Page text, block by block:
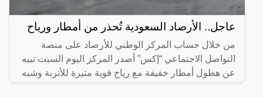
عاجل.. الأرصاد السعودية تُحذر من أمطار ورياح
من خلال حساب المركز الوطني للأرصاد على منصة
التواصل الاجتماعي “إكس” أصدر المركز اليوم السبت تبيه
عن هطول أمطار خفيفة مع رياح قوية مثيرة للأتربة وشبه